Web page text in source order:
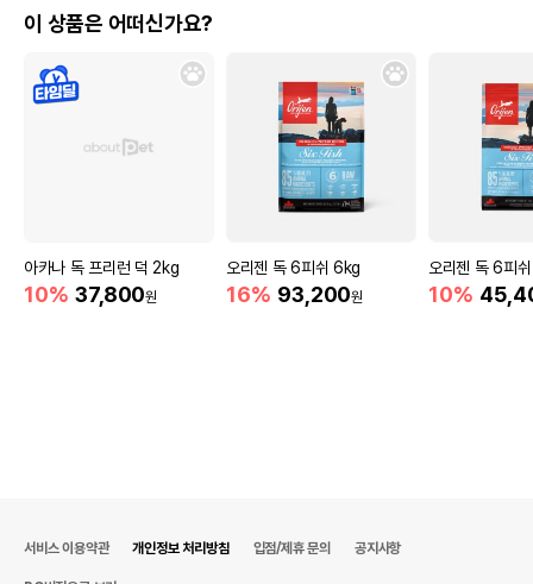
이 상품은 어떠신가요?
아카나 독 프리런 덕 2kg
10% 37,800원
오리젠 독 6피쉬 6kg
16% 93,200원
오리젠 독 6피
10%
서비스 이용약관 개인정보 처리방침 입점/제휴 문의 공지사항